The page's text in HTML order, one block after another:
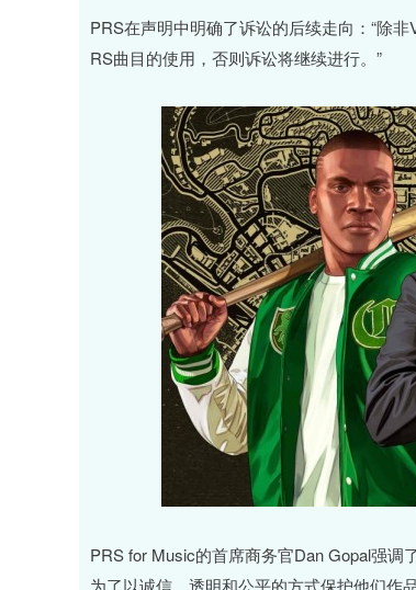
PRS在声明中明确了诉讼的后续走向：“除
RS曲目的使用，否则诉讼将继续进行。”
PRS for Music的首席商务官Dan Gopal强调
为了以诚信、透明和公平的方式保护他们作